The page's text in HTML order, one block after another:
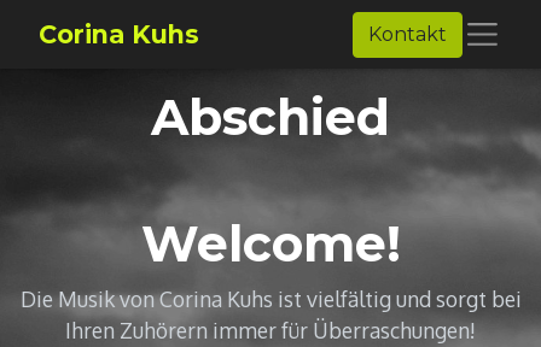
Corina Kuhs Kontakt
Abschied
Welcome!
Die Musik von Corina Kuhs ist vielfältig und sorgt bei
Ihren Zuhörern immer für Überraschungen!